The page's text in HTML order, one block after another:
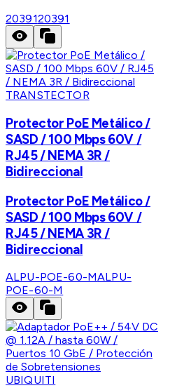
2039120391
TRANSTECTOR
Protector PoE Metálico /
SASD / 100 Mbps 60V /
RJ45 / NEMA 3R /
Bidireccional
Protector PoE Metálico /
SASD / 100 Mbps 60V /
RJ45 / NEMA 3R /
Bidireccional
ALPU-POE-60-MALPU-
POE-60-M
UBIQUITI